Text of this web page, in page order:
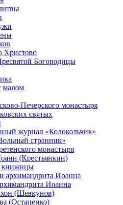
Христово
Богородицы
малом
Печерского монастыря
святых
журнал «Колокольчик»
странник»
монастыря
(Крестьянкин)
книжицы
архимандрита Иоанна
Иоанна
(Шевкунов)
(Остапенко)